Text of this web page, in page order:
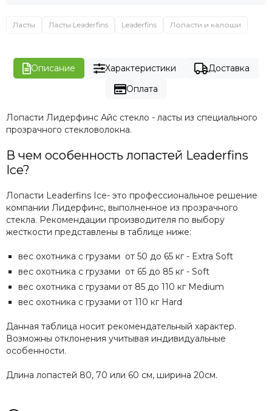
Ласты Ласты Leaderfins Leaderfins Лопасти и калоши
Описание Характеристики
Доставка
Оплата
Лопасти Лидерфинс Айс стекло - ласты из специального
прозрачного стекловолокна.
В чем особенность лопастей Leaderfins
Ice?
Лопасти Leaderfins Ice- это профессиональное решение
компании Лидерфинс, выполненное из прозрачного
стекла. Рекомендации производителя по выбору
жесткости представлены в таблице ниже:
вес охотника с грузами от 50 до 65 кг - Extra Soft
вес охотника с грузами от 65 до 85 кг - Soft
вес охотника с грузами от 85 до 110 кг Medium
вес охотника с грузами от 110 кг Hard
Данная таблица носит рекомендательный характер.
Возможны отклонения учитывая индивидуальные
особенности.
Длина лопастей 80, 70 или 60 см, ширина 20см.